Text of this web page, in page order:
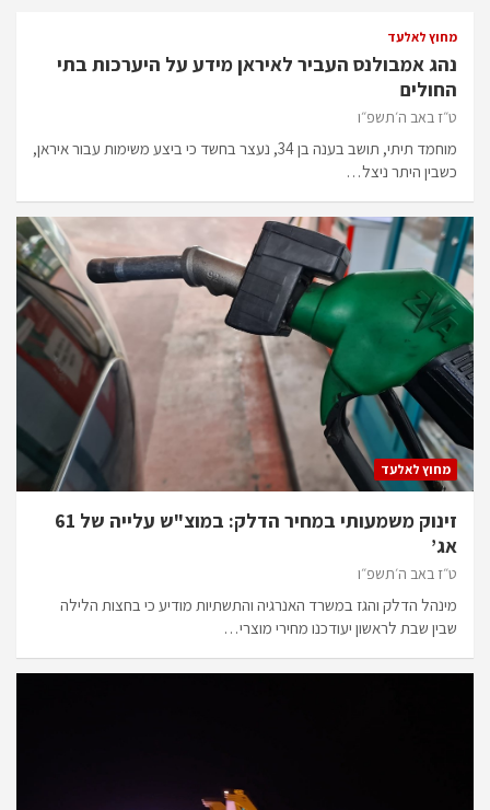
מחוץ לאלעד
נהג אמבולנס העביר לאיראן מידע על היערכות בתי
החולים
ט״ז באב ה׳תשפ״ו
מוחמד תיתי, תושב בענה בן 34, נעצר בחשד כי ביצע משימות עבור איראן,
כשבין היתר ניצל…
מחוץ לאלעד
זינוק משמעותי במחיר הדלק: במוצ"ש עלייה של 61
אג’
ט״ז באב ה׳תשפ״ו
מינהל הדלק והגז במשרד האנרגיה והתשתיות מודיע כי בחצות הלילה
שבין שבת לראשון יעודכנו מחירי מוצרי…